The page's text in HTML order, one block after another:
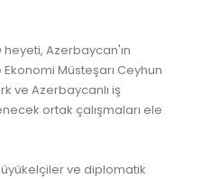
heyeti, Azerbaycan'ın
Müsteşarı Ceyhun
ve Azerbaycanlı iş
ortak çalışmaları ele
ve diplomatik